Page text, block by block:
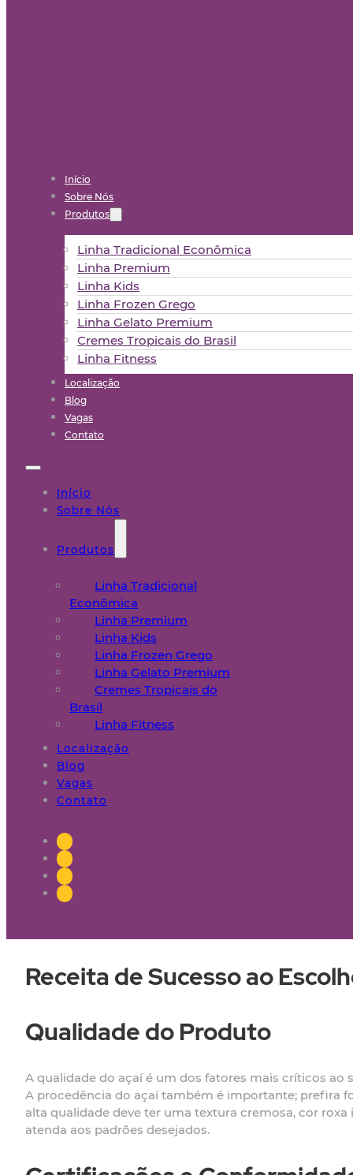
Início
Sobre Nós
Produtos
Linha Tradicional Econômica
Linha Premium
Linha Kids
Linha Frozen Grego
Linha Gelato Premium
Cremes Tropicais do Brasil
Linha Fitness
Localização
Blog
Vagas
Contato
Início
Sobre Nós
Produtos
Linha Tradicional
Econômica
Linha Premium
Linha Kids
Linha Frozen Grego
Linha Gelato Premium
Cremes Tropicais do
Brasil
Linha Fitness
Localização
Blog
Vagas
Contato
Receita de Sucesso ao
Qualidade do Produto
A qualidade do açaí é um dos fatores mais críticos ao
A procedência do açaí também é importante; prefira
alta qualidade deve ter uma textura cremosa, cor
atenda aos padrões desejados.